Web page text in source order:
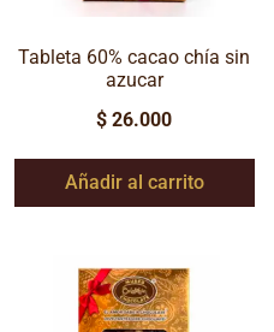
Tableta 60% cacao chía sin
azucar
$ 26.000
Añadir al carrito